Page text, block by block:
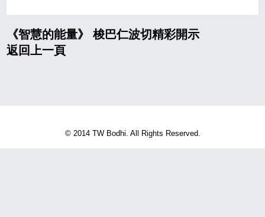
《智慧的能量》 梭巴仁波切精彩開示
返回上一頁
© 2014 TW Bodhi. All Rights Reserved.